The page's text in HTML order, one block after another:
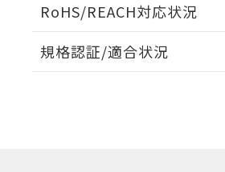
RoHS/REACH対応状況
EU RoHS 注意事項・凡例
規格認証/適合状況